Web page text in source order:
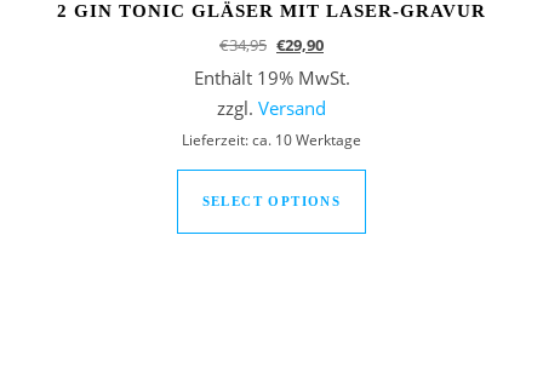
2 GIN TONIC GLÄSER MIT LASER-GRAVUR
€34,95 Ursprünglicher Preis war: €34,95
€29,90Aktueller Preis ist: €29,90.
Enthält 19% MwSt.
zzgl. Versand
Lieferzeit: ca. 10 Werktage
SELECT OPTIONS
Dieses Produkt